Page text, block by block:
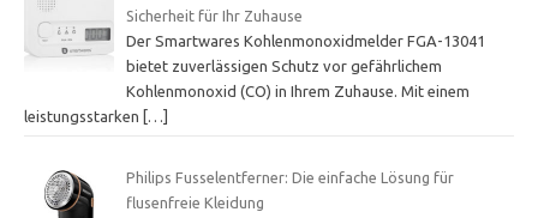
Sicherheit für Ihr Zuhause
Der Smartwares Kohlenmonoxidmelder FGA-13041
bietet zuverlässigen Schutz vor gefährlichem
Kohlenmonoxid (CO) in Ihrem Zuhause. Mit einem
leistungsstarken […]
Philips Fusselentferner: Die einfache Lösung für
flusenfreie Kleidung